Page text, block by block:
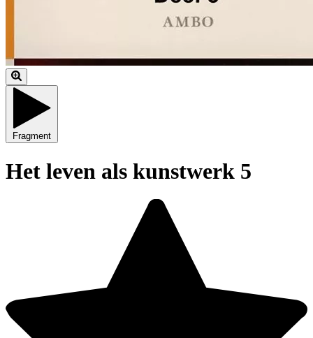
Fragment
Het leven als kunstwerk 5